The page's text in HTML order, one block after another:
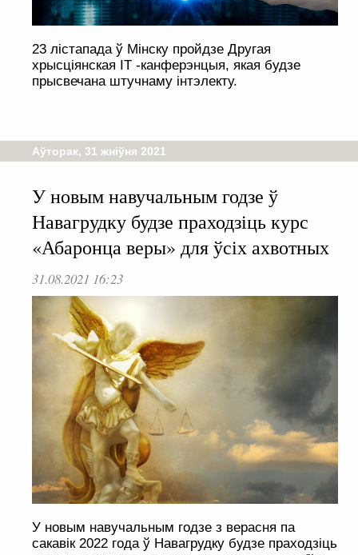
23 лістапада ў Мінску пройдзе Другая
хрысціянская IT -канферэнцыя, якая будзе
прысвечана штучнаму інтэлекту.
Аўторак, 31 жніўня 2021
У новым навучальным годзе ў
Навагрудку будзе праходзіць курс
«Абаронца веры» для ўсіх ахвотных
31.08.2021 16:23
У новым навучальным годзе з верасня па
сакавік 2022 года ў Навагрудку будзе праходзіць